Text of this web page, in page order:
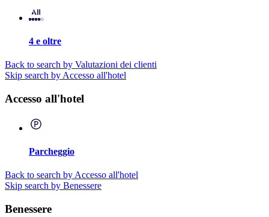
4 e oltre
Back to search by Valutazioni dei clienti
Skip search by Accesso all'hotel
Accesso all'hotel
Parcheggio
Back to search by Accesso all'hotel
Skip search by Benessere
Benessere